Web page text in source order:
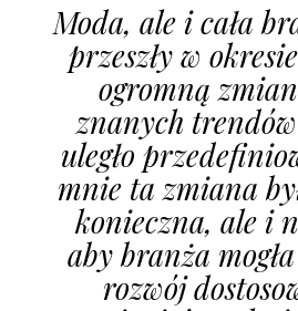
Moda, ale i cała
przeszły w
ogromną
znanych
uległo
mnie ta zmiana
konieczna, ale i
aby branża
rozwój